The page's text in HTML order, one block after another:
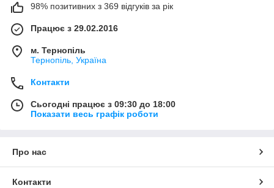
98% позитивних з 369 відгуків за рік
Працює з 29.02.2016
м. Тернопіль
Тернопіль, Україна
Контакти
Сьогодні працює з 09:30 до 18:00
Показати весь графік роботи
Про нас
Контакти